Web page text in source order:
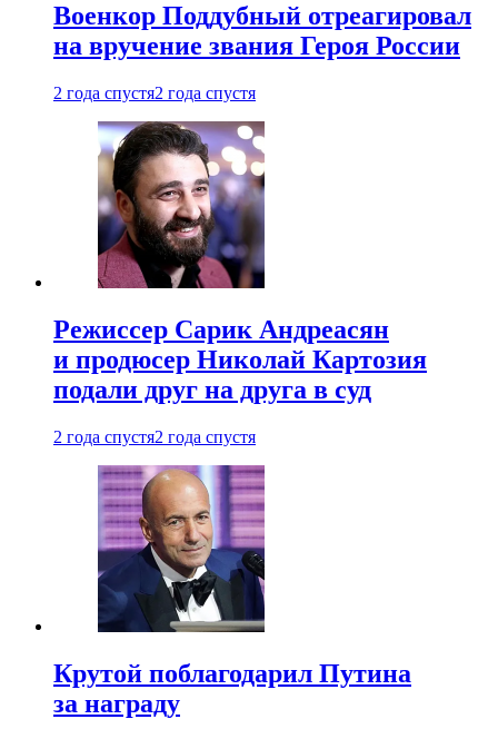
Военкор Поддубный отреагировал
на вручение звания Героя России
2 года спустя2 года спустя
Режиссер Сарик Андреасян
и продюсер Николай Картозия
подали друг на друга в суд
2 года спустя2 года спустя
Крутой поблагодарил Путина
за награду